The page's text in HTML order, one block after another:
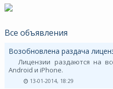
Все объявления
Возобновлена раздача
Лицензии раздаются на
Android и iPhone.
13-01-2014, 18:29